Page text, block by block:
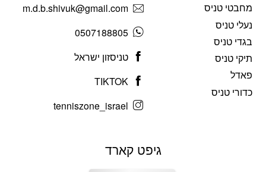
מחבטי טניס
נעלי טניס
בגדי טניס
תיקי טניס
פאדל
כדורי טניס
m.d.b.shivuk@gmail.com
0507188805
טניסזון ישראל
TIKTOK
tenniszone_israel
גיפט קארד